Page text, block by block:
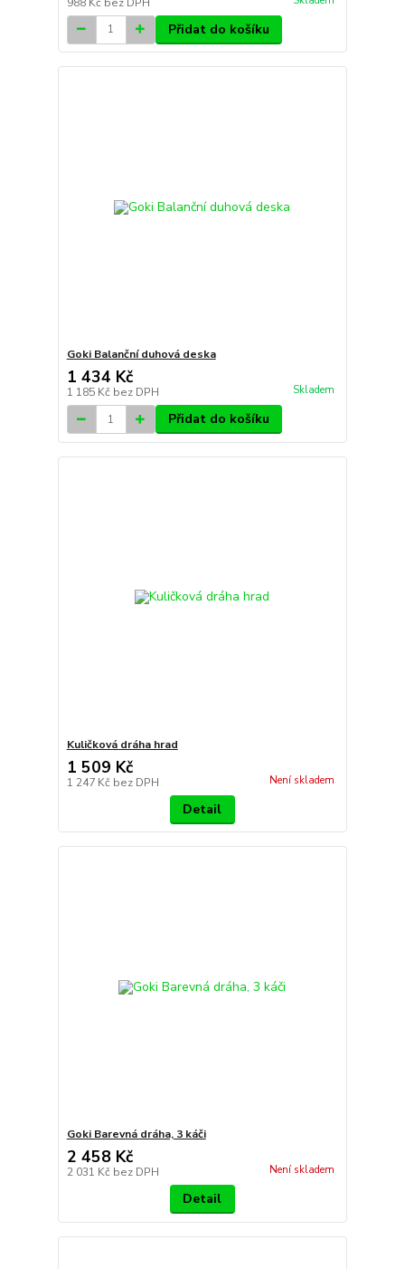
Přidat do košíku
Goki Balanční duhová deska
1 434 Kč
1 185 Kč bez DPH Skladem
Přidat do košíku
Kuličková dráha hrad
1 509 Kč
1 247 Kč bez DPH Není skladem
Detail
Goki Barevná dráha, 3 káči
2 458 Kč
2 031 Kč bez DPH Není skladem
Detail